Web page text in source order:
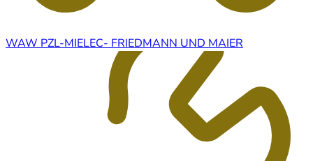
WAW PZL-MIELEC- FRIEDMANN UND MAIER